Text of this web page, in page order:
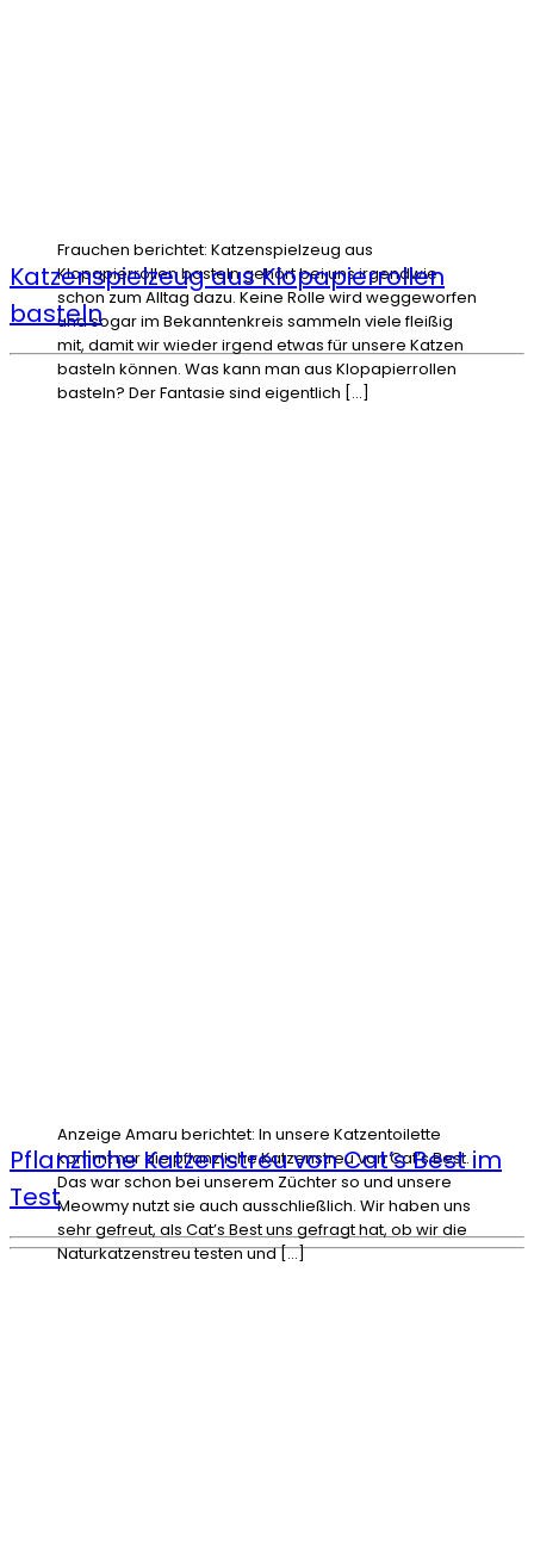
Frauchen berichtet: Katzenspielzeug aus
Klopapierrollen basteln gehört bei uns irgendwie
schon zum Alltag dazu. Keine Rolle wird weggeworfen
und sogar im Bekanntenkreis sammeln viele fleißig
mit, damit wir wieder irgend etwas für unsere Katzen
basteln können. Was kann man aus Klopapierrollen
basteln? Der Fantasie sind eigentlich […]
Katzenspielzeug aus Klopapierrollen
basteln
Anzeige Amaru berichtet: In unsere Katzentoilette
kommt nur die pflanzliche Katzenstreu von Cat’s Best.
Das war schon bei unserem Züchter so und unsere
Meowmy nutzt sie auch ausschließlich. Wir haben uns
sehr gefreut, als Cat’s Best uns gefragt hat, ob wir die
Naturkatzenstreu testen und […]
Pflanzliche Katzenstreu von Cat’s Best im
Test